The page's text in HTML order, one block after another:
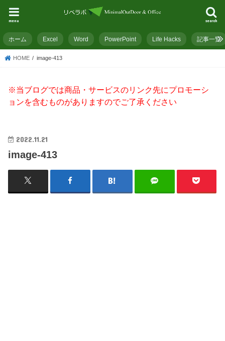
search
menu
ホーム Excel Word PowerPoint Life Hacks 記事一覧
HOME image-413
※当ブログでは商品・サービスのリンク先にプロモーシ
ョンを含むものがありますのでご了承ください
2022.11.21
image-413